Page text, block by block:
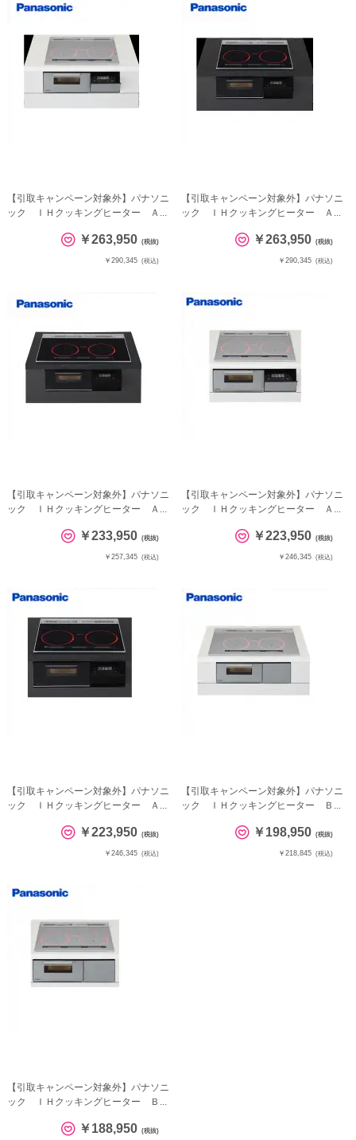
【引取キャンペーン対象外】パナソニ
ック ＩＨクッキングヒーター Ａ...
￥263,950 (税抜)
￥290,345 (税込)
【引取キャンペーン対象外】パナソニ
ック ＩＨクッキングヒーター Ａ...
￥263,950 (税抜)
￥290,345 (税込)
【引取キャンペーン対象外】パナソニ
ック ＩＨクッキングヒーター Ａ...
￥233,950 (税抜)
￥257,345 (税込)
【引取キャンペーン対象外】パナソニ
ック ＩＨクッキングヒーター Ａ...
￥223,950 (税抜)
￥246,345 (税込)
【引取キャンペーン対象外】パナソニ
ック ＩＨクッキングヒーター Ａ...
￥223,950 (税抜)
￥246,345 (税込)
【引取キャンペーン対象外】パナソニ
ック ＩＨクッキングヒーター Ｂ...
￥198,950 (税抜)
￥218,845 (税込)
【引取キャンペーン対象外】パナソニ
ック ＩＨクッキングヒーター Ｂ...
￥188,950 (税抜)